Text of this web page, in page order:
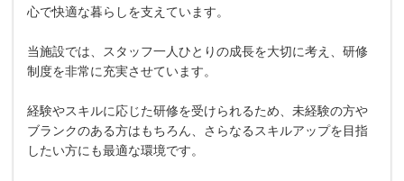
心で快適な暮らしを支えています。
当施設では、スタッフ一人ひとりの成長を大切に考え、研修
制度を非常に充実させています。
経験やスキルに応じた研修を受けられるため、未経験の方や
ブランクのある方はもちろん、さらなるスキルアップを目指
したい方にも最適な環境です。